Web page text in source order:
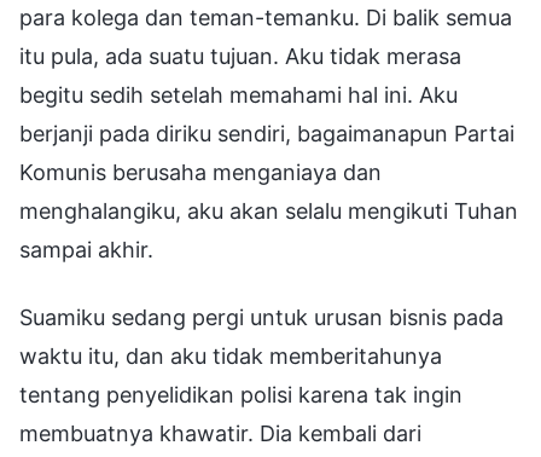
para kolega dan teman-temanku. Di balik semua
itu pula, ada suatu tujuan. Aku tidak merasa
begitu sedih setelah memahami hal ini. Aku
berjanji pada diriku sendiri, bagaimanapun Partai
Komunis berusaha menganiaya dan
menghalangiku, aku akan selalu mengikuti Tuhan
sampai akhir.
Suamiku sedang pergi untuk urusan bisnis pada
waktu itu, dan aku tidak memberitahunya
tentang penyelidikan polisi karena tak ingin
membuatnya khawatir. Dia kembali dari